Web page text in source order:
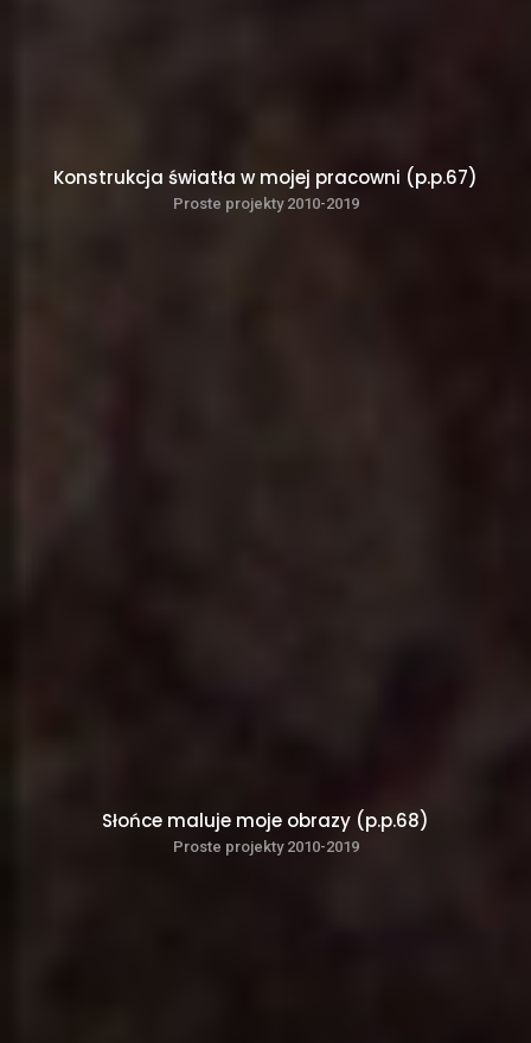
Konstrukcja światła w mojej pracowni (p.p.67)
Proste projekty 2010-2019
Słońce maluje moje obrazy (p.p.68)
Proste projekty 2010-2019